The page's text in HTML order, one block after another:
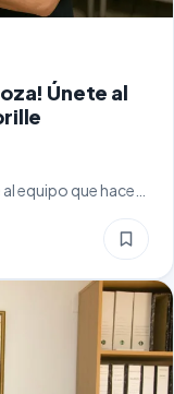
Únete al
equipo que hace
líder en
búsqueda de